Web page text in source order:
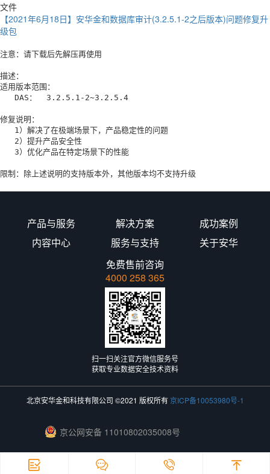
文件
【2021年6月18日】安华金和数据库审计(3.2.5.1-2之后版本)问题修复升
级包
注意：请下载后先解压再使用
描述：
适用版本范围：
   DAS：  3.2.5.1-2~3.2.5.4
修复说明：
   1）解决了在极端场景下，产品稳定性的问题
   2）提升产品安全性
   3）优化产品在特定场景下的性能
限制：除上述说明的支持版本外，其他版本均不支持升级
产品与服务 解决方案
成功案例
内容中心
服务与支持
关于安华
免费售前咨询
4000 258 365
扫一扫关注官方微信服务号
获取专业数据安全技术资料
北京安华金和科技有限公司 ©2021 版权所有京ICP备10053980号-1
京公网安备 11010802035008号